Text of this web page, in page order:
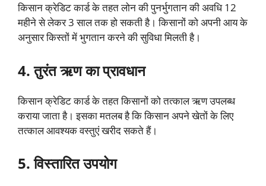
किसान क्रेडिट कार्ड के तहत लोन की पुनर्भुगतान की अवधि 12
महीने से लेकर 3 साल तक हो सकती है। किसानों को अपनी आय के
अनुसार किस्तों में भुगतान करने की सुविधा मिलती है।
4. तुरंत ऋण का प्रावधान
किसान क्रेडिट कार्ड के तहत किसानों को तत्काल ऋण उपलब्ध
कराया जाता है। इसका मतलब है कि किसान अपने खेतों के लिए
तत्काल आवश्यक वस्तुएं खरीद सकते हैं।
5. विस्तारित उपयोग